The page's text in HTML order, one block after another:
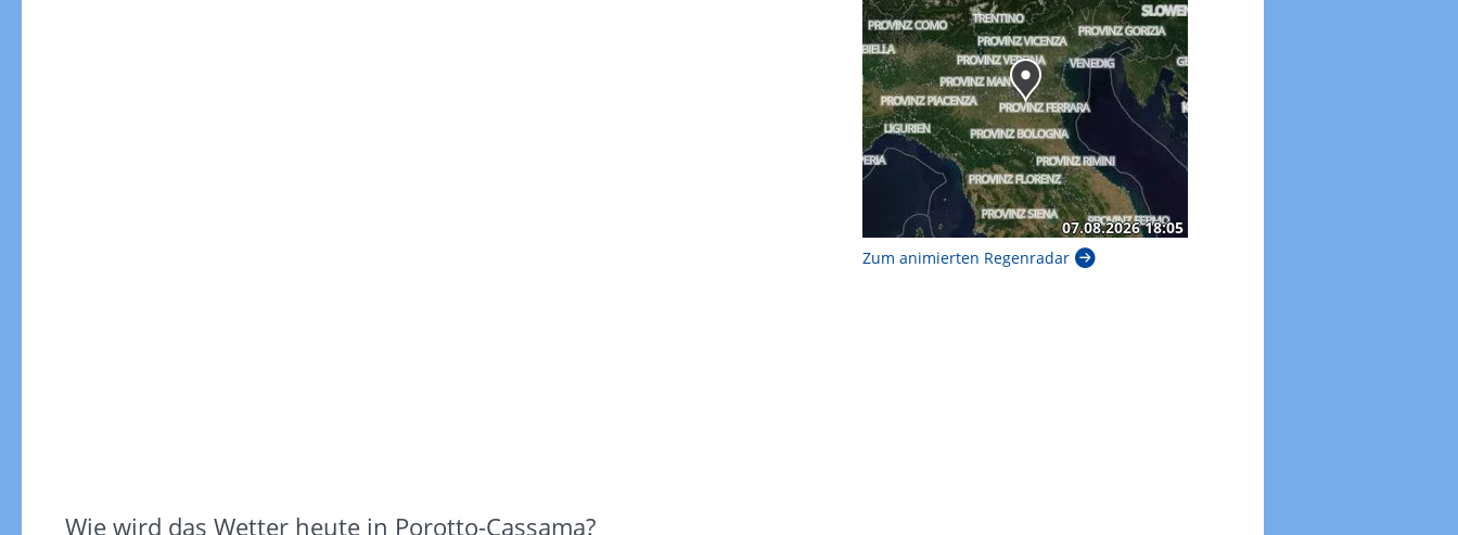
Wie wird das Wetter heute in Porotto-Cassama?
Zum animierten Regenradar